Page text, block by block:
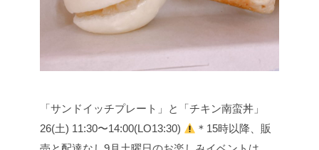
「サンドイッチプレート」と「チキン南蛮丼」
26(土) 11:30〜14:00(LO13:30)
＊15時以降、販